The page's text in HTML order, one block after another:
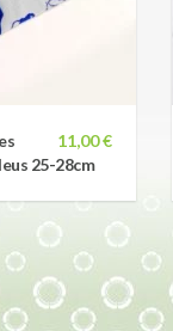
11,00 €
25-28cm